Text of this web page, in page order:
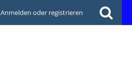
Anmelden oder registrieren